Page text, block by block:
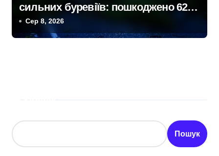
сильних буревіїв: пошкоджено 62
будинки, понад 18 тисяч родин
залишились без електрики
Сер 8, 2026
Пошук